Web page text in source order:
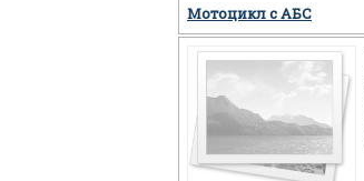
Мотоцикл c АБС